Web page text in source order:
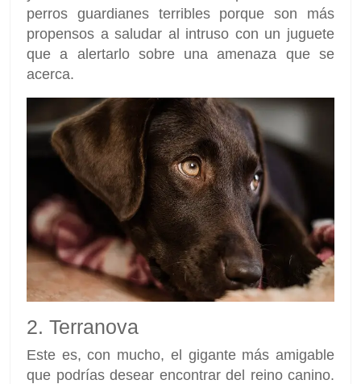
perros guardianes terribles porque son más
propensos a saludar al intruso con un juguete
que a alertarlo sobre una amenaza que se
acerca.
2. Terranova
Este es, con mucho, el gigante más amigable
que podrías desear encontrar del reino canino.